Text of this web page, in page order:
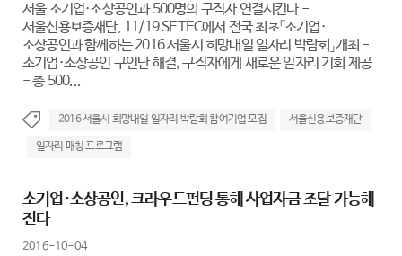
서울 소기업·소상공인과 500명의 구직자 연결시킨다 -
서울신용보증재단, 11/19 SETEC에서 전국 최초「소기업·
소상공인과 함께하는 2016 서울시 희망내일 일자리 박람회」개최 -
소기업·소상공인 구인난 해결, 구직자에게 새로운 일자리 기회 제공
- 총 500...
2016 서울시 희망내일 일자리 박람회 참여기업 모집 서울신용보증재단
일자리 매칭 프로그램
소기업·소상공인, 크라우드펀딩 통해 사업자금 조달 가능해
진다
2016-10-04